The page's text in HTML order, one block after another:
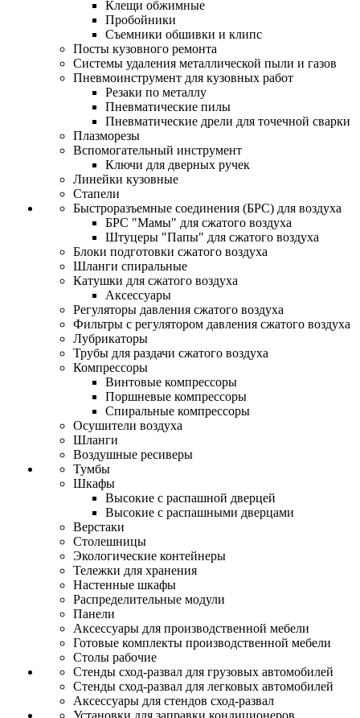
Клещи обжимные
Пробойники
Съемники обшивки и клипс
Посты кузовного ремонта
Системы удаления металлической пыли и газов
Пневмоинструмент для кузовных работ
Резаки по металлу
Пневматические пилы
Пневматические дрели для точечной сварки
Плазморезы
Вспомогательный инструмент
Ключи для дверных ручек
Линейки кузовные
Стапели
Быстроразъемные соединения (БРС) для воздуха
БРС "Мамы" для сжатого воздуха
Штуцеры "Папы" для сжатого воздуха
Блоки подготовки сжатого воздуха
Шланги спиральные
Катушки для сжатого воздуха
Аксессуары
Регуляторы давления сжатого воздуха
Фильтры с регулятором давления сжатого воздуха
Лубрикаторы
Трубы для раздачи сжатого воздуха
Компрессоры
Винтовые компрессоры
Поршневые компрессоры
Спиральные компрессоры
Осушители воздуха
Шланги
Воздушные ресиверы
Тумбы
Шкафы
Высокие с распашной дверцей
Высокие с распашными дверцами
Верстаки
Столешницы
Экологические контейнеры
Тележки для хранения
Настенные шкафы
Распределительные модули
Панели
Аксессуары для производственной мебели
Готовые комплекты производственной мебели
Столы рабочие
Стенды сход-развал для грузовых автомобилей
Стенды сход-развал для легковых автомобилей
Аксессуары для стендов сход-развал